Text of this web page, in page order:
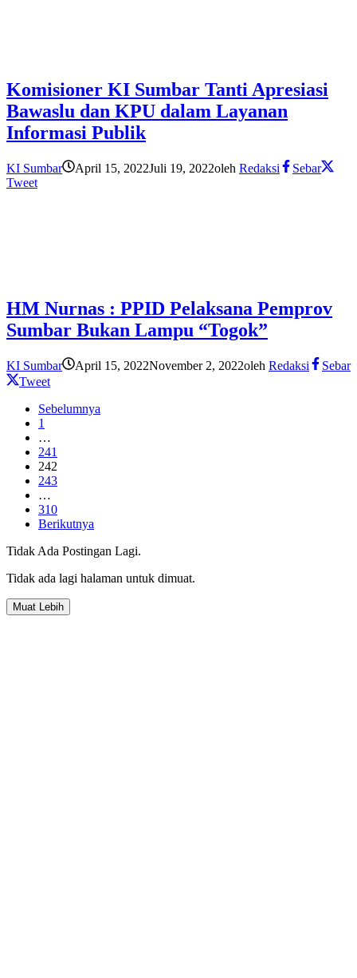
Komisioner KI Sumbar Tanti Apresiasi
Bawaslu dan KPU dalam Layanan
Informasi Publik
KI Sumbar April 15, 2022Juli 19, 2022oleh Redaksi
Sebar
Tweet
HM Nurnas : PPID Pelaksana Pemprov
Sumbar Bukan Lampu “Togok”
KI Sumbar April 15, 2022November 2, 2022oleh Redaksi
Sebar
Tweet
Sebelumnya
1
…
241
242
243
…
310
Berikutnya
Tidak Ada Postingan Lagi.
Tidak ada lagi halaman untuk dimuat.
Muat Lebih